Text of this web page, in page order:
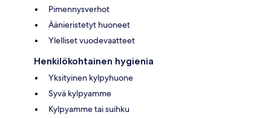
Pimennysverhot
Äänieristetyt huoneet
Ylelliset vuodevaatteet
Henkilökohtainen hygienia
Yksityinen kylpyhuone
Syvä kylpyamme
Kylpyamme tai suihku